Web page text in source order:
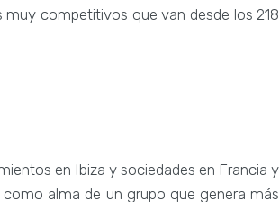
competitivos que van desde los 218
en Ibiza y sociedades en Francia y
alma de un grupo que genera más